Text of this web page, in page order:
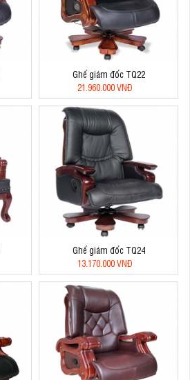
Ghế giám đốc TQ22
21.960.000 VNĐ
Ghế giám đốc TQ24
13.170.000 VNĐ